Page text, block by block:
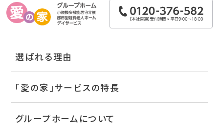
選ばれる理由
「愛の家」サービスの特長
グループホームについて